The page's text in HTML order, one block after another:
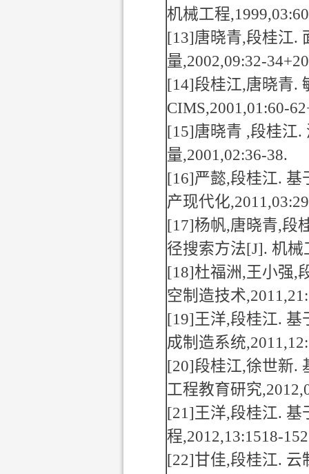
机械工程
[13]唐晓青,段桂江.
量,2002,09:32-
[14]段桂江,唐晓青.
CIMS,2001,01:60-
[15]唐晓青 ,段桂江.
量,2001,02:36-38.
[16]严懿,段桂江. 基
产现代化
[17]杨帆,唐晓青,段
径搜索方法[J]. 机械
[18]杜福洲 ,王小强,
空制造技术
[19]王洋,段桂江. 基
成制造系统
[20]段桂江,徐世新.
工程教育研究
[21]王洋,段桂江. 基
程,2012,13:1518-
[22]甘佳,段桂江. 云